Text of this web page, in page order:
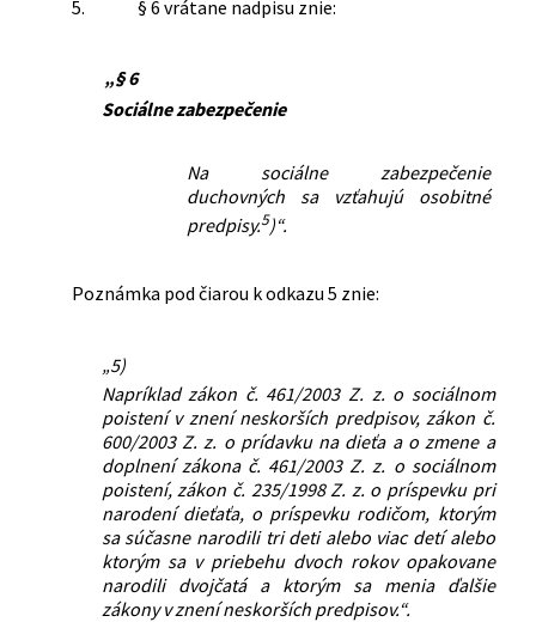
5. § 6 vrátane nadpisu znie:
„§ 6
Sociálne zabezpečenie
Na sociálne zabezpečenie
duchovných sa vzťahujú osobitné
predpisy.5)“.
Poznámka pod čiarou k odkazu 5 znie:
„5)
Napríklad zákon č. 461/2003 Z. z. o sociálnom
poistení v znení neskorších predpisov, zákon č.
600/2003 Z. z. o prídavku na dieťa a o zmene a
doplnení zákona č. 461/2003 Z. z. o sociálnom
poistení, zákon č. 235/1998 Z. z. o príspevku pri
narodení dieťaťa, o príspevku rodičom, ktorým
sa súčasne narodili tri deti alebo viac detí alebo
ktorým sa v priebehu dvoch rokov opakovane
narodili dvojčatá a ktorým sa menia ďalšie
zákony v znení neskorších predpisov.“.